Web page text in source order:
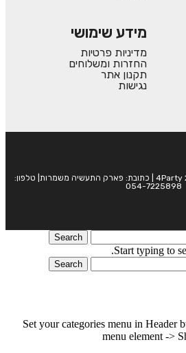
מידע שימושי
מדיניות פרטיות
החזרות ומשלוחים
תקנון אתר
נגישות
© כל הזכויות שמורות ל- 4Party 2024 | כתובת: פארק התעשיה משמרות| טלפון:
054-7225898
Search
Start typing to
Search
Set your categories menu in
menu element ->